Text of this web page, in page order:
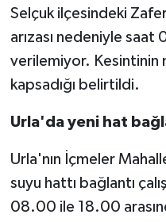
Selçuk ilçesindeki
arızası nedeniyle
verilemiyor. Kesintinin
kapsadığı belirtildi.
Urla'da yeni hat
Urla'nın İçmeler
suyu hattı bağlantı
08.00 ile 18.00